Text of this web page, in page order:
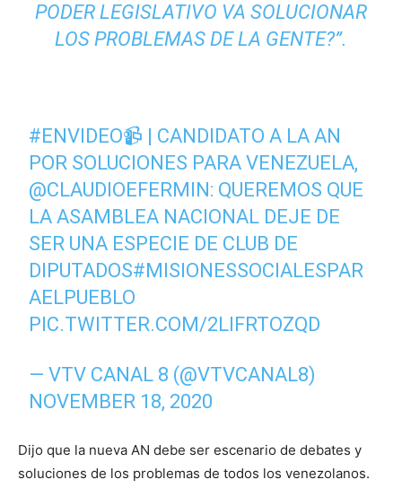
PODER LEGISLATIVO VA SOLUCIONAR
LOS PROBLEMAS DE LA GENTE?”.
#ENVIDEO📹 | CANDIDATO A LA AN
POR SOLUCIONES PARA VENEZUELA,
@CLAUDIOEFERMIN: QUEREMOS QUE
LA ASAMBLEA NACIONAL DEJE DE
SER UNA ESPECIE DE CLUB DE
DIPUTADOS#MISIONESSOCIALESPAR
AELPUEBLO
PIC.TWITTER.COM/2LIFRTOZQD
— VTV CANAL 8 (@VTVCANAL8)
NOVEMBER 18, 2020
Dijo que la nueva AN debe ser escenario de debates y
soluciones de los problemas de todos los venezolanos.